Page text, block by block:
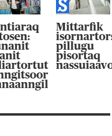
Mittarfik
pillugu
pisortaq